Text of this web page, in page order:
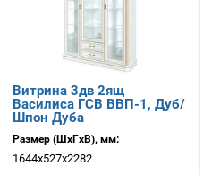
Витрина 3дв 2ящ
Василиса ГСВ ВВП-1, Дуб/
Шпон Дуба
Размер (ШхГхВ), мм:
1644х527х2282